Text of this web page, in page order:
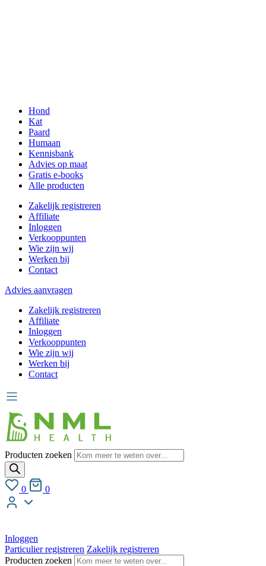
Hond
Kat
Paard
Humaan
Kennisbank
Advies op maat
Gratis e-books
Alle producten
Zakelijk registreren
Affiliate
Inloggen
Verkooppunten
Wie zijn wij
Werken bij
Contact
Advies aanvragen
Zakelijk registreren
Affiliate
Inloggen
Verkooppunten
Wie zijn wij
Werken bij
Contact
Producten zoeken
0 0
Inloggen
Particulier registreren Zakelijk registreren
Producten zoeken